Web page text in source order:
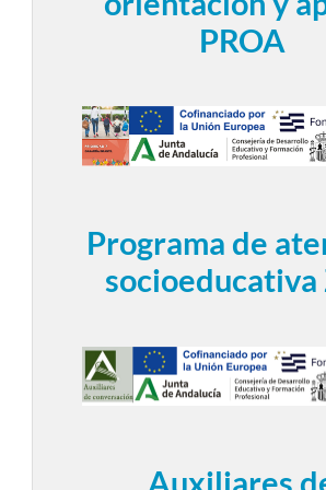
PROA
Programa de
socioeducativa